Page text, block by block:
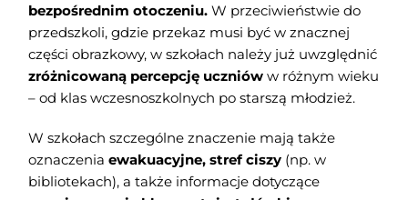
bezpośrednim otoczeniu.W przeciwieństwie do
przedszkoli, gdzie przekaz musi być w znacznej
części obrazkowy, w szkołach należy już uwzględnić
zróżnicowaną percepcję ucznióww różnym wieku
– od klas wczesnoszkolnych po starszą młodzież.
W szkołach szczególne znaczenie mają także
oznaczenia ewakuacyjne, stref ciszy(np. w
bibliotekach), a także informacje dotyczące